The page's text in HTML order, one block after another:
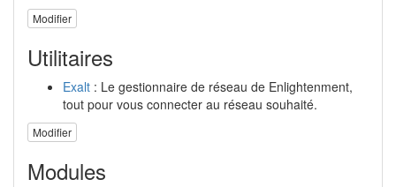
Modifier
Utilitaires
Exalt : Le gestionnaire de réseau de Enlightenment,
tout pour vous connecter au réseau souhaité.
Modifier
Modules